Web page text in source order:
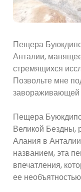
Пещера
Анталии,
стремящихся
Позвольте мне
Пещера
Великой Бездны,
Алания в
названием, эта
впечатления,
ее